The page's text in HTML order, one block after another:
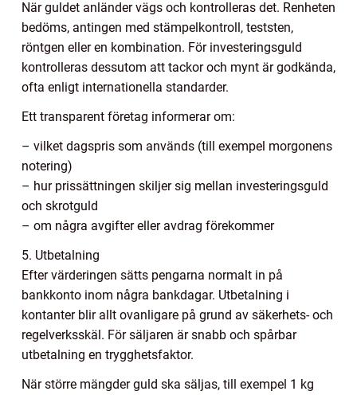
När guldet anländer vägs och kontrolleras det. Renheten
bedöms, antingen med stämpelkontroll, teststen,
röntgen eller en kombination. För investeringsguld
kontrolleras dessutom att tackor och mynt är godkända,
ofta enligt internationella standarder.
Ett transparent företag informerar om:
– vilket dagspris som används (till exempel morgonens
notering)
– hur prissättningen skiljer sig mellan investeringsguld
och skrotguld
– om några avgifter eller avdrag förekommer
5. Utbetalning
Efter värderingen sätts pengarna normalt in på
bankkonto inom några bankdagar. Utbetalning i
kontanter blir allt ovanligare på grund av säkerhets- och
regelverksskäl. För säljaren är snabb och spårbar
utbetalning en trygghetsfaktor.
När större mängder guld ska säljas, till exempel 1 kg